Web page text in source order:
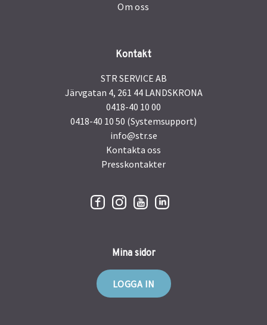
Om oss
Kontakt
STR SERVICE AB
Järvgatan 4, 261 44 LANDSKRONA
0418-40 10 00
0418-40 10 50 (Systemsupport)
info@str.se
Kontakta oss
Presskontakter
Mina sidor
LOGGA IN